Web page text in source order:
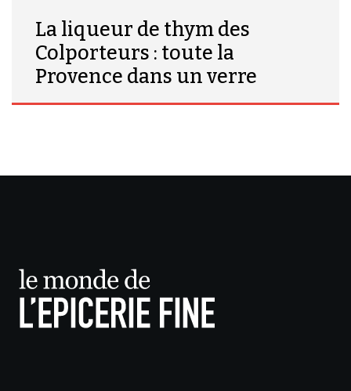
La liqueur de thym des
Colporteurs : toute la
Provence dans un verre